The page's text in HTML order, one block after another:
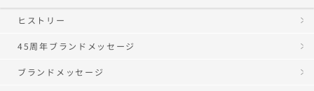
ヒストリー
45周年ブランドメッセージ
ブランドメッセージ